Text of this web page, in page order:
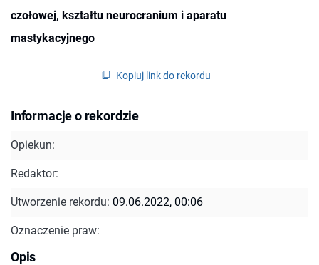
czołowej, kształtu neurocranium i aparatu
mastykacyjnego
Kopiuj link do rekordu
Informacje o rekordzie
Opiekun:
Redaktor:
Utworzenie rekordu: 09.06.2022, 00:06
Oznaczenie praw:
Opis